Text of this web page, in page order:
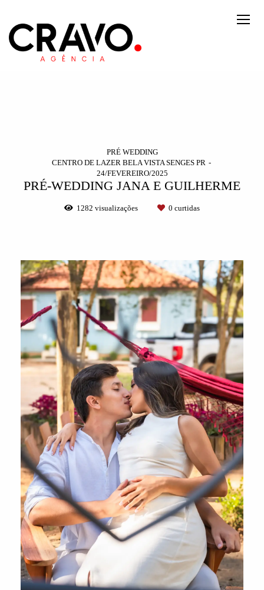
PRÉ WEDDING
CENTRO DE LAZER BELA VISTA SENGES PR
24/FEVEREIRO/2025
PRÉ-WEDDING JANA E GUILHERME
1282 visualizações 0 curtidas